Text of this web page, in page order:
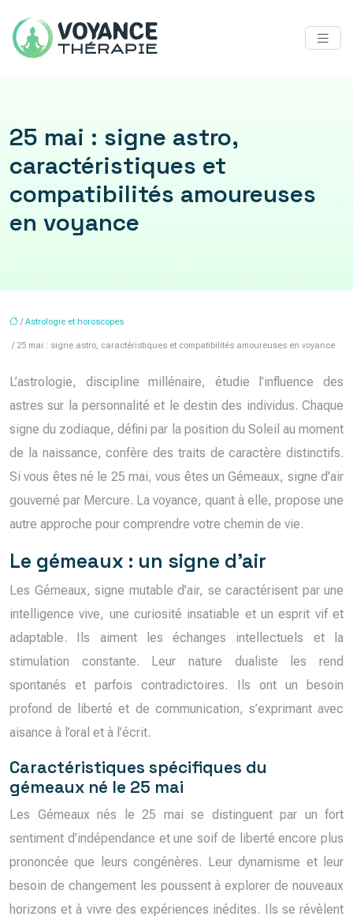
25 mai : signe astro,
caractéristiques et
compatibilités amoureuses
en voyance
/Astrologie et horoscopes
/ 25 mai : signe astro, caractéristiques et compatibilités amoureuses en voyance
L’astrologie, discipline millénaire, étudie l’influence des
astres sur la personnalité et le destin des individus. Chaque
signe du zodiaque, défini par la position du Soleil au moment
de la naissance, confère des traits de caractère distinctifs.
Si vous êtes né le 25 mai, vous êtes un Gémeaux, signe d’air
gouverné par Mercure. La voyance, quant à elle, propose une
autre approche pour comprendre votre chemin de vie.
Le gémeaux : un signe d’air
Les Gémeaux, signe mutable d’air, se caractérisent par une
intelligence vive, une curiosité insatiable et un esprit vif et
adaptable. Ils aiment les échanges intellectuels et la
stimulation constante. Leur nature dualiste les rend
spontanés et parfois contradictoires. Ils ont un besoin
profond de liberté et de communication, s’exprimant avec
aisance à l’oral et à l’écrit.
Caractéristiques spécifiques du
gémeaux né le 25 mai
Les Gémeaux nés le 25 mai se distinguent par un fort
sentiment d’indépendance et une soif de liberté encore plus
prononcée que leurs congénères. Leur dynamisme et leur
besoin de changement les poussent à explorer de nouveaux
horizons et à vivre des expériences inédites. Ils se révèlent